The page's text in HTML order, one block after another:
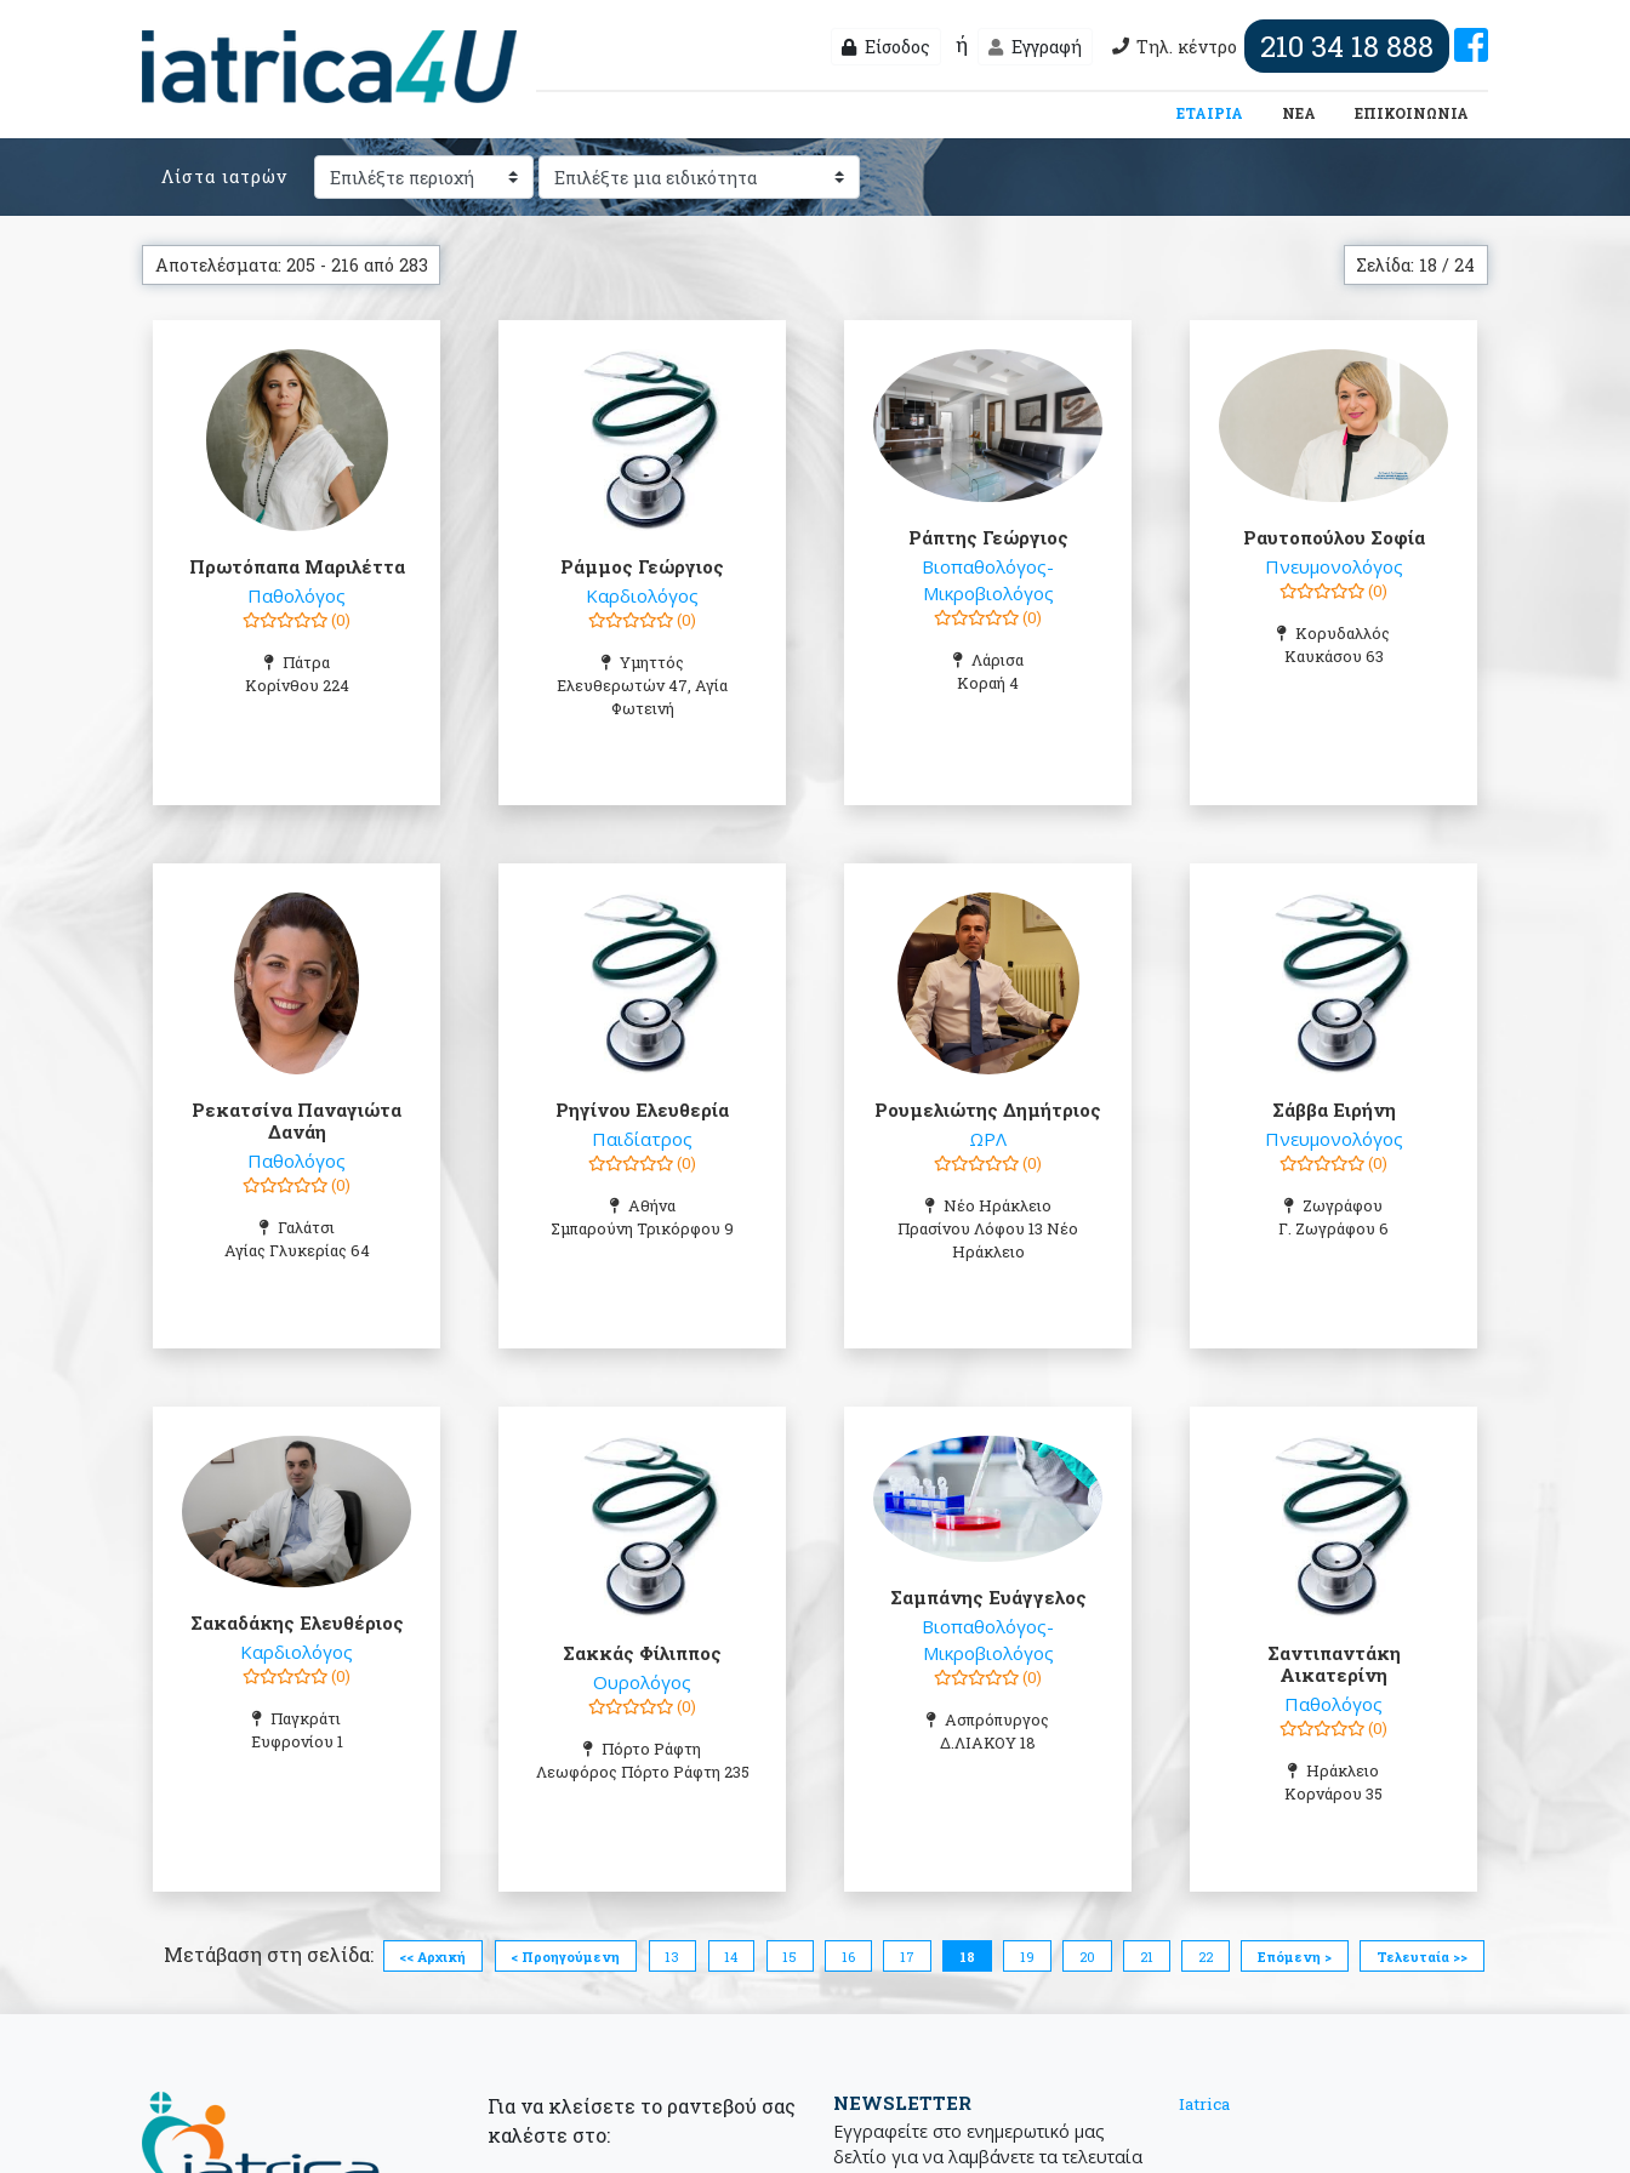
Είσοδος ή Εγγραφή Τηλ. κέντρο 210 34 18 888
ΕΤΑΙΡΙΑ (τωρινή)
ΝΕΑ ΕΠΙΚΟΙΝΩΝΙΑ
Λίστα ιατρών
Αποτελέσματα: 205 - 216 από 283 Σελίδα: 18 / 24
Πρωτόπαπα Μαριλέττα
Παθολόγος
(0)
Πάτρα
Κορίνθου 224
Ράμμος Γεώργιος
Καρδιολόγος
(0)
Υμηττός
Ελευθερωτών 47, Αγία
Φωτεινή
Ράπτης Γεώργιος
Βιοπαθολόγος-
Μικροβιολόγος
(0)
Λάρισα
Κοραή 4
Ραυτοπούλου Σοφία
Πνευμονολόγος
(0)
Κορυδαλλός
Καυκάσου 63
Ρεκατσίνα Παναγιώτα
Δανάη
Παθολόγος
(0)
Γαλάτσι
Αγίας Γλυκερίας 64
Ρηγίνου Ελευθερία
Παιδίατρος
(0)
Αθήνα
Σμπαρούνη Τρικόρφου 9
Ρουμελιώτης Δημήτριος
ΩΡΛ
(0)
Νέο Ηράκλειο
Πρασίνου Λόφου 13 Νέο
Ηράκλειο
Σάββα Ειρήνη
Πνευμονολόγος
(0)
Ζωγράφου
Γ. Ζωγράφου 6
Σακαδάκης Ελευθέριος
Καρδιολόγος
(0)
Παγκράτι
Ευφρονίου 1
Σακκάς Φίλιππος
Ουρολόγος
(0)
Πόρτο Ράφτη
Λεωφόρος Πόρτο Ράφτη 235
Σαμπάνης Ευάγγελος
Βιοπαθολόγος-
Μικροβιολόγος
(0)
Ασπρόπυργος
Δ.ΛΙΑΚΟΥ 18
Σαντιπαντάκη
Αικατερίνη
Παθολόγος
(0)
Ηράκλειο
Κορνάρου 35
Μετάβαση στη σελίδα: << Αρχική < Προηγούμενη 13 14 15 16 17 18 19 20 21 22 Επόμενη > Τελευταία >>
Για να κλείσετε το ραντεβού σας
καλέστε στο:
NEWSLETTER
Εγγραφείτε στο ενημερωτικό μας
δελτίο για να λαμβάνετε τα τελευταία
Iatrica